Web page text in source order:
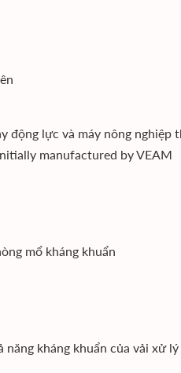
động lực và máy nông nghiệp
manufactured by VEAM
mổ kháng khuẩn
kháng khuẩn của vải xử